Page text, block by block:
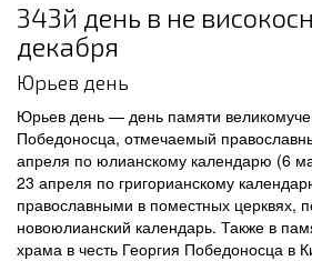
343й день в не
декабря
Юрьев день
Юрьев день — день памяти
Победоносца, отмечаемый
апреля по юлианскому календарю (6
23 апреля по григорианскому
православными в поместных церквях,
новоюлианский календарь. Также в
храма в честь Георгия Победоносца в